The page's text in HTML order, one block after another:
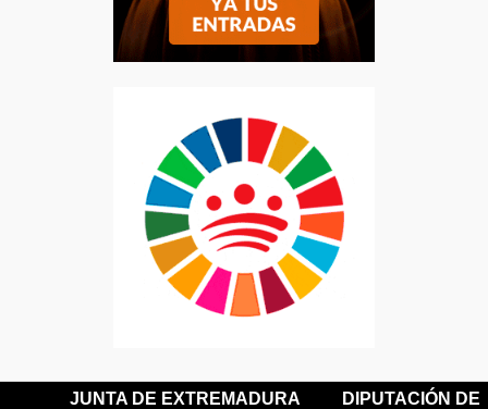
JUNTA DE EXTREMADURA
DIPUTACIÓN DE